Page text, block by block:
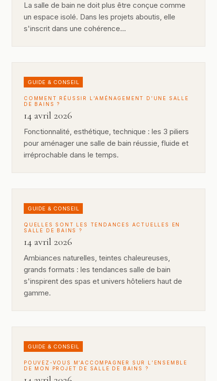
La salle de bain ne doit plus être conçue comme
un espace isolé. Dans les projets aboutis, elle
s'inscrit dans une cohérence…
GUIDE & CONSEIL
COMMENT RÉUSSIR L’AMÉNAGEMENT D’UNE SALLE
DE BAINS ?
14 avril 2026
Fonctionnalité, esthétique, technique : les 3 piliers
pour aménager une salle de bain réussie, fluide et
irréprochable dans le temps.
GUIDE & CONSEIL
QUELLES SONT LES TENDANCES ACTUELLES EN
SALLE DE BAINS ?
14 avril 2026
Ambiances naturelles, teintes chaleureuses,
grands formats : les tendances salle de bain
s'inspirent des spas et univers hôteliers haut de
gamme.
GUIDE & CONSEIL
POUVEZ-VOUS M’ACCOMPAGNER SUR L’ENSEMBLE
DE MON PROJET DE SALLE DE BAINS ?